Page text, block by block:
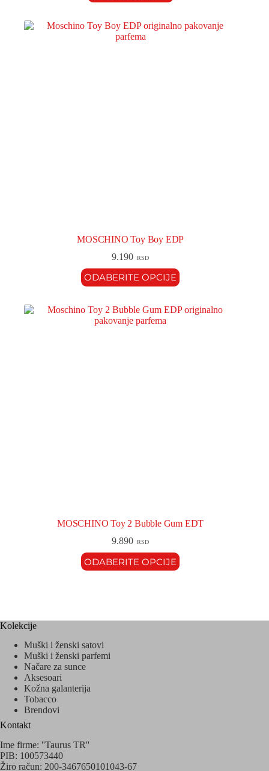
MOSCHINO Toy Boy EDP
9.190 RSD
ODABERITE OPCIJE
MOSCHINO Toy 2 Bubble Gum EDT
9.890 RSD
ODABERITE OPCIJE
Kolekcije
Muški i ženski satovi
Muški i ženski parfemi
Načare za sunce
Aksesoari
Kožna galanterija
Tobacco
Brendovi
Kontakt
Ime firme: ''Taurus TR''
PIB: 100573440
Žiro račun: 200-3467650101043-67